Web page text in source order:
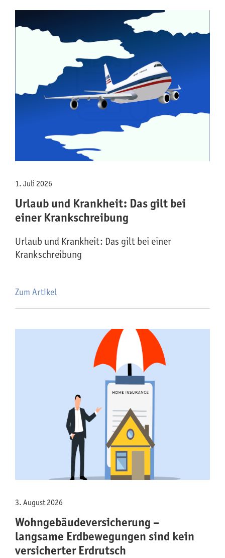
1. Juli 2026
Urlaub und Krankheit: Das gilt bei
einer Krankschreibung
Urlaub und Krankheit: Das gilt bei einer
Krankschreibung
Zum Artikel
3. August 2026
Wohngebäude­versicherung –
langsame Erdbewegungen sind kein
versicherter Erdrutsch